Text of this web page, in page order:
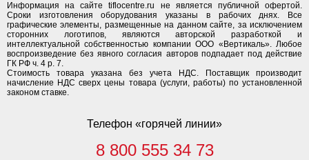
Информация на сайте tiflocentre.ru не является публичной офертой.
Сроки изготовления оборудования указаны в рабочих днях. Все
графические элементы, размещенные на данном сайте, за исключением
сторонних логотипов, являются авторской разработкой и
интеллектуальной собственностью компании ООО «Вертикаль». Любое
воспроизведение без явного согласия авторов подпадает под действие
ГК РФ ч. 4 р. 7.
Стоимость товара указана без учета НДС. Поставщик производит
начисление НДС сверх цены товара (услуги, работы) по установленной
законом ставке.
Телефон «горячей линии»
8 800 555 34 73